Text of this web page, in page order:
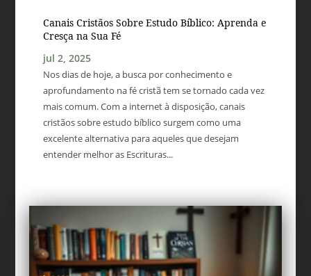
Canais Cristãos Sobre Estudo Bíblico: Aprenda e
Cresça na Sua Fé
jul 2, 2025
Nos dias de hoje, a busca por conhecimento e
aprofundamento na fé cristã tem se tornado cada vez
mais comum. Com a internet à disposição, canais
cristãos sobre estudo bíblico surgem como uma
excelente alternativa para aqueles que desejam
entender melhor as Escrituras...